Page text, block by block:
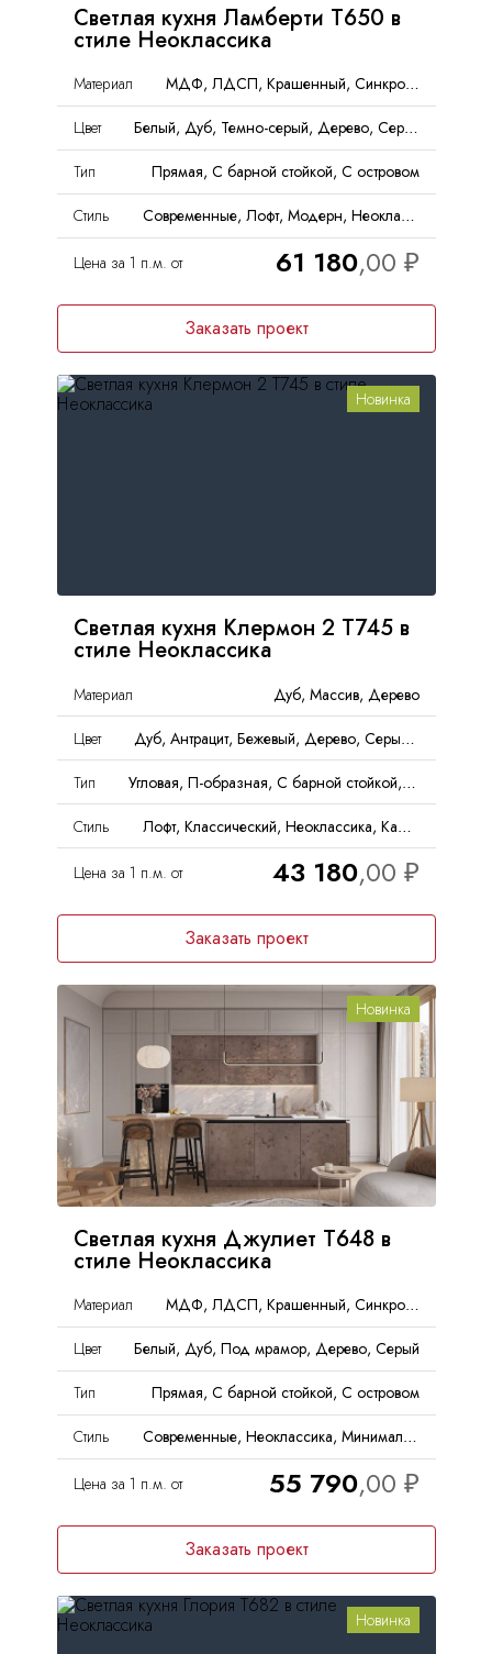
Светлая кухня Ламберти Т650 в
стиле Неоклассика
Материал
МДФ, ЛДСП, Крашенный, Синкрон, ДСП, Эмаль, Пластик
Цвет
Белый, Дуб, Темно-серый, Дерево, Серый, Под бетон
Тип
Прямая, С барной стойкой, С островом
Стиль
Современные, Лофт, Модерн, Неоклассика, Хай-тек
Цена за 1 п.м. от 61 180
Заказать проект
Новинка
Светлая кухня Клермон 2 Т745 в
стиле Неоклассика
Материал
Дуб, Массив, Дерево
Цвет
Дуб, Антрацит, Бежевый, Дерево, Серый, Черный
Тип
Угловая, П-образная, С барной стойкой, С островом
Стиль
Лофт, Классический, Неоклассика, Кантри
Цена за 1 п.м. от 43 180
Заказать проект
Новинка
Светлая кухня Джулиет Т648 в
стиле Неоклассика
Материал
МДФ, ЛДСП, Крашенный, Синкрон, ДСП, Эмаль, Пластик
Цвет
Белый, Дуб, Под мрамор, Дерево, Серый
Тип
Прямая, С барной стойкой, С островом
Стиль
Современные, Неоклассика, Минимализм
Цена за 1 п.м. от 55 790
Заказать проект
Новинка